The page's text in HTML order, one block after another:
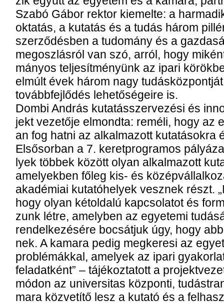
Sza­bó Gá­bor rek­tor ki­emel­te: a
ok­ta­tás, a ku­ta­tás és a tu­dás há­rom
szer­ző­dés­ben a tu­do­mány és a
meg­osz­lás­ról van szó, ar­ról, hogy
má­nyos tel­je­sít­mé­nyünk az ipa­ri
el­múlt évek há­rom nagy
to­vább­fej­lő­dés le­he­tő­sé­ge­i­re is.
Dom­bi And­rás ku­ta­tás­szer­ve­zé­si és
jekt ve­ze­tő­je el­mond­ta: re­mé­li, hogy az
an fog hat­ni az al­kal­ma­zott ku­ta­tá­sok­ra
El­ső­sor­ban a 7. ke­ret­prog­ra­mos
lyek töb­bek kö­zött olyan al­kal­ma­zott
ame­lyek­ben fő­leg kis- és
aka­dé­mi­ai ku­ta­tó­he­lyek vesz­nek részt.
hogy olyan két­ol­da­lú kap­cso­la­tot és
zunk lét­re, amely­ben az egye­te­mi
ren­del­ke­zé­sé­re bo­csát­juk úgy, hogy
nek. A ka­ma­ra pe­dig meg­ke­re­si az
prob­lé­mák­kal, ame­lyek az ipa­ri
fel­adat­ként” – tá­jé­koz­ta­tott a
mó­don az uni­ver­si­tas köz­pon­ti,
ma­ra köz­ve­tí­tő lesz a ku­ta­tó és a